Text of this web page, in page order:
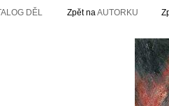
DĚL Zpět naAUTORKU